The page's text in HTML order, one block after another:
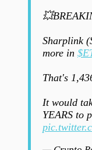
Sharplink
more in
That's
It would
YEARS to